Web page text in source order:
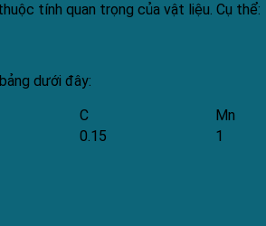
tính quan trọng của vật liệu. Cụ thể:
dưới đây:
C Mn
0.15 1